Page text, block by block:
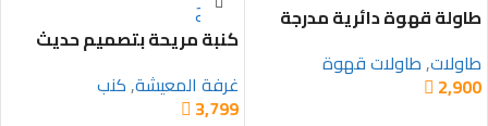
طاولة قهوة دائرية مدرجة
طاولات,طاولات قهوة
 2,900
كنبة مريحة بتصميم حديث
غرفة المعيشة,كنب
 3,799